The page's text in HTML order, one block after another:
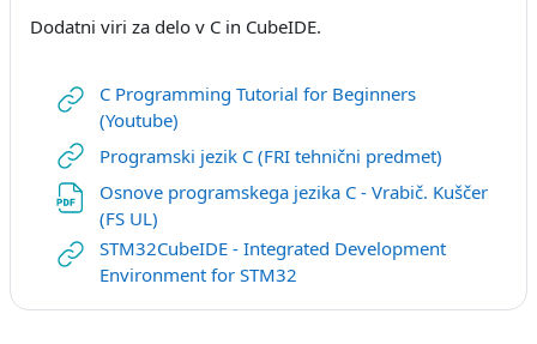
Dodatni viri za delo v C in CubeIDE.
C Programming Tutorial for Beginners
(Youtube)URL
Programski jezik C (FRI tehnični predmet)URL
Osnove programskega jezika C - Vrabič. Kuščer
(FS UL)
STM32CubeIDE - Integrated Development
Environment for STM32URL